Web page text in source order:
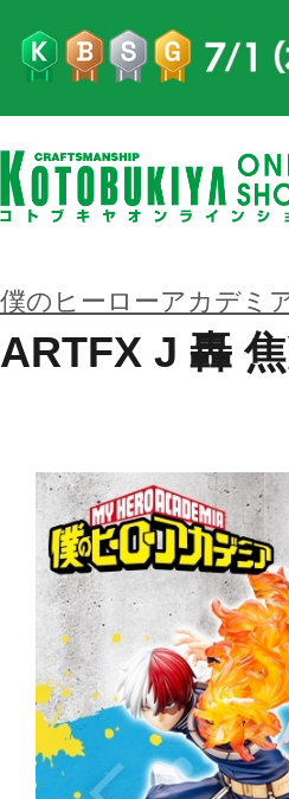
僕のヒーローアカデミ
ARTFX J 轟